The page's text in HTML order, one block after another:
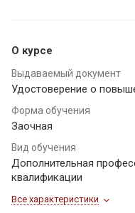
О курсе
Выдаваемый документ
Удостоверение о
Форма обучения
Заочная
Вид обучения
Дополнительная
квалификации
Все характеристики